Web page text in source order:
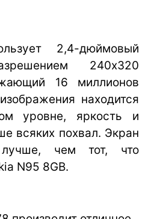
2,4-дюймовый
240х320
16 миллионов
находится
уровне, яркость и
всяких похвал. Экран
чем тот, что
N95 8GB.